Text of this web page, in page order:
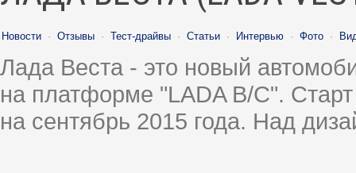
Новости · Отзывы · Тест-драйвы · Статьи · Интервью · Фото ·
Лада Веста - это новый
на платформе "LADA B/C".
на сентябрь 2015 года. Над